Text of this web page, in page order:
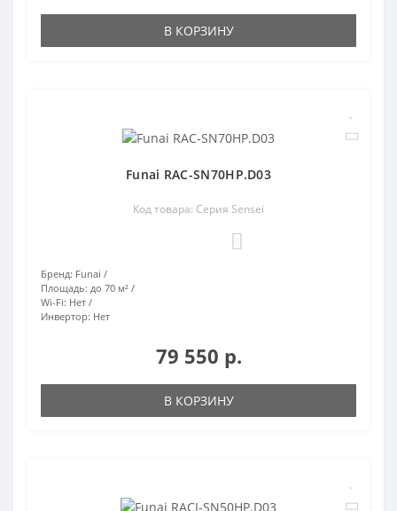
В КОРЗИНУ
Funai RAC-SN70HP.D03
Код товара: Серия Sensei
Бренд: Funai
Площадь: до 70 м²
Wi-Fi: Нет
Инвертор: Нет
79 550 р.
В КОРЗИНУ